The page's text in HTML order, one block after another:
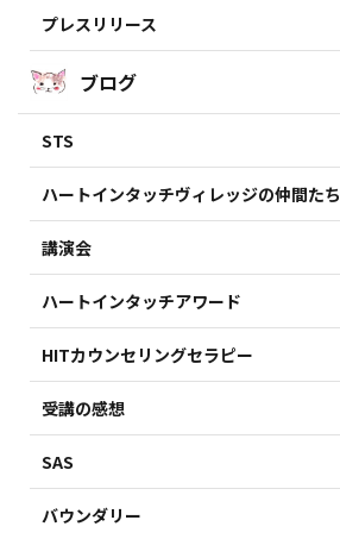
プレスリリース
ブログ
STS
ハートインタッチヴィレッジの仲間たち
講演会
ハートインタッチアワード
HITカウンセリングセラピー
受講の感想
SAS
バウンダリー